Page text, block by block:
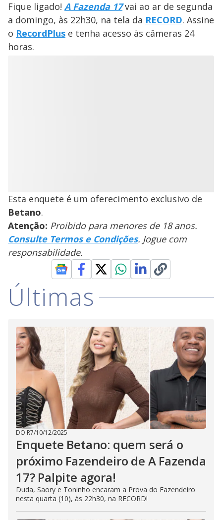
Fique ligado! A Fazenda 17vai ao ar de segunda
a domingo, às 22h30, na tela da RECORD. Assine
o RecordPlus e tenha acesso às câmeras 24
horas.
Esta enquete é um oferecimento exclusivo de
Betano.
Atenção: Proibido para menores de 18 anos.
Consulte Termos e Condições. Jogue com
responsabilidade.
Últimas
DO R7/10/12/2025
Enquete Betano: quem será o
próximo Fazendeiro de A Fazenda
17? Palpite agora!
Duda, Saory e Toninho encaram a Prova do Fazendeiro
nesta quarta (10), às 22h30, na RECORD!